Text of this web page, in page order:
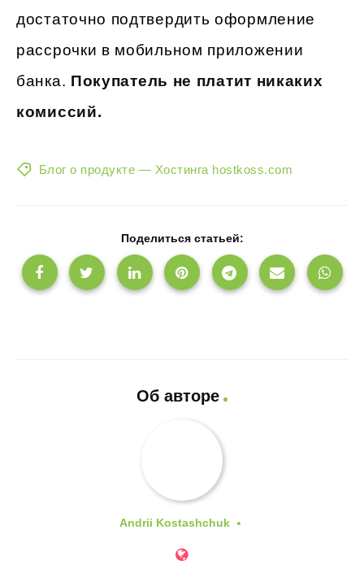
достаточно подтвердить оформление
рассрочки в мобильном приложении
банка. Покупатель не платит никаких
комиссий.
Блог о продукте — Хостинга hostkoss.com
Поделиться статьей:
Об авторе
Andrii Kostashchuk